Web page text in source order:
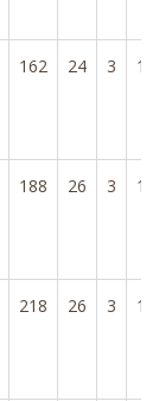
162 24 3
188 26 3
218 26 3